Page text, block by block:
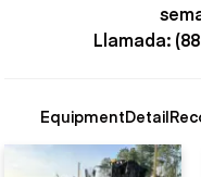
Llamada: